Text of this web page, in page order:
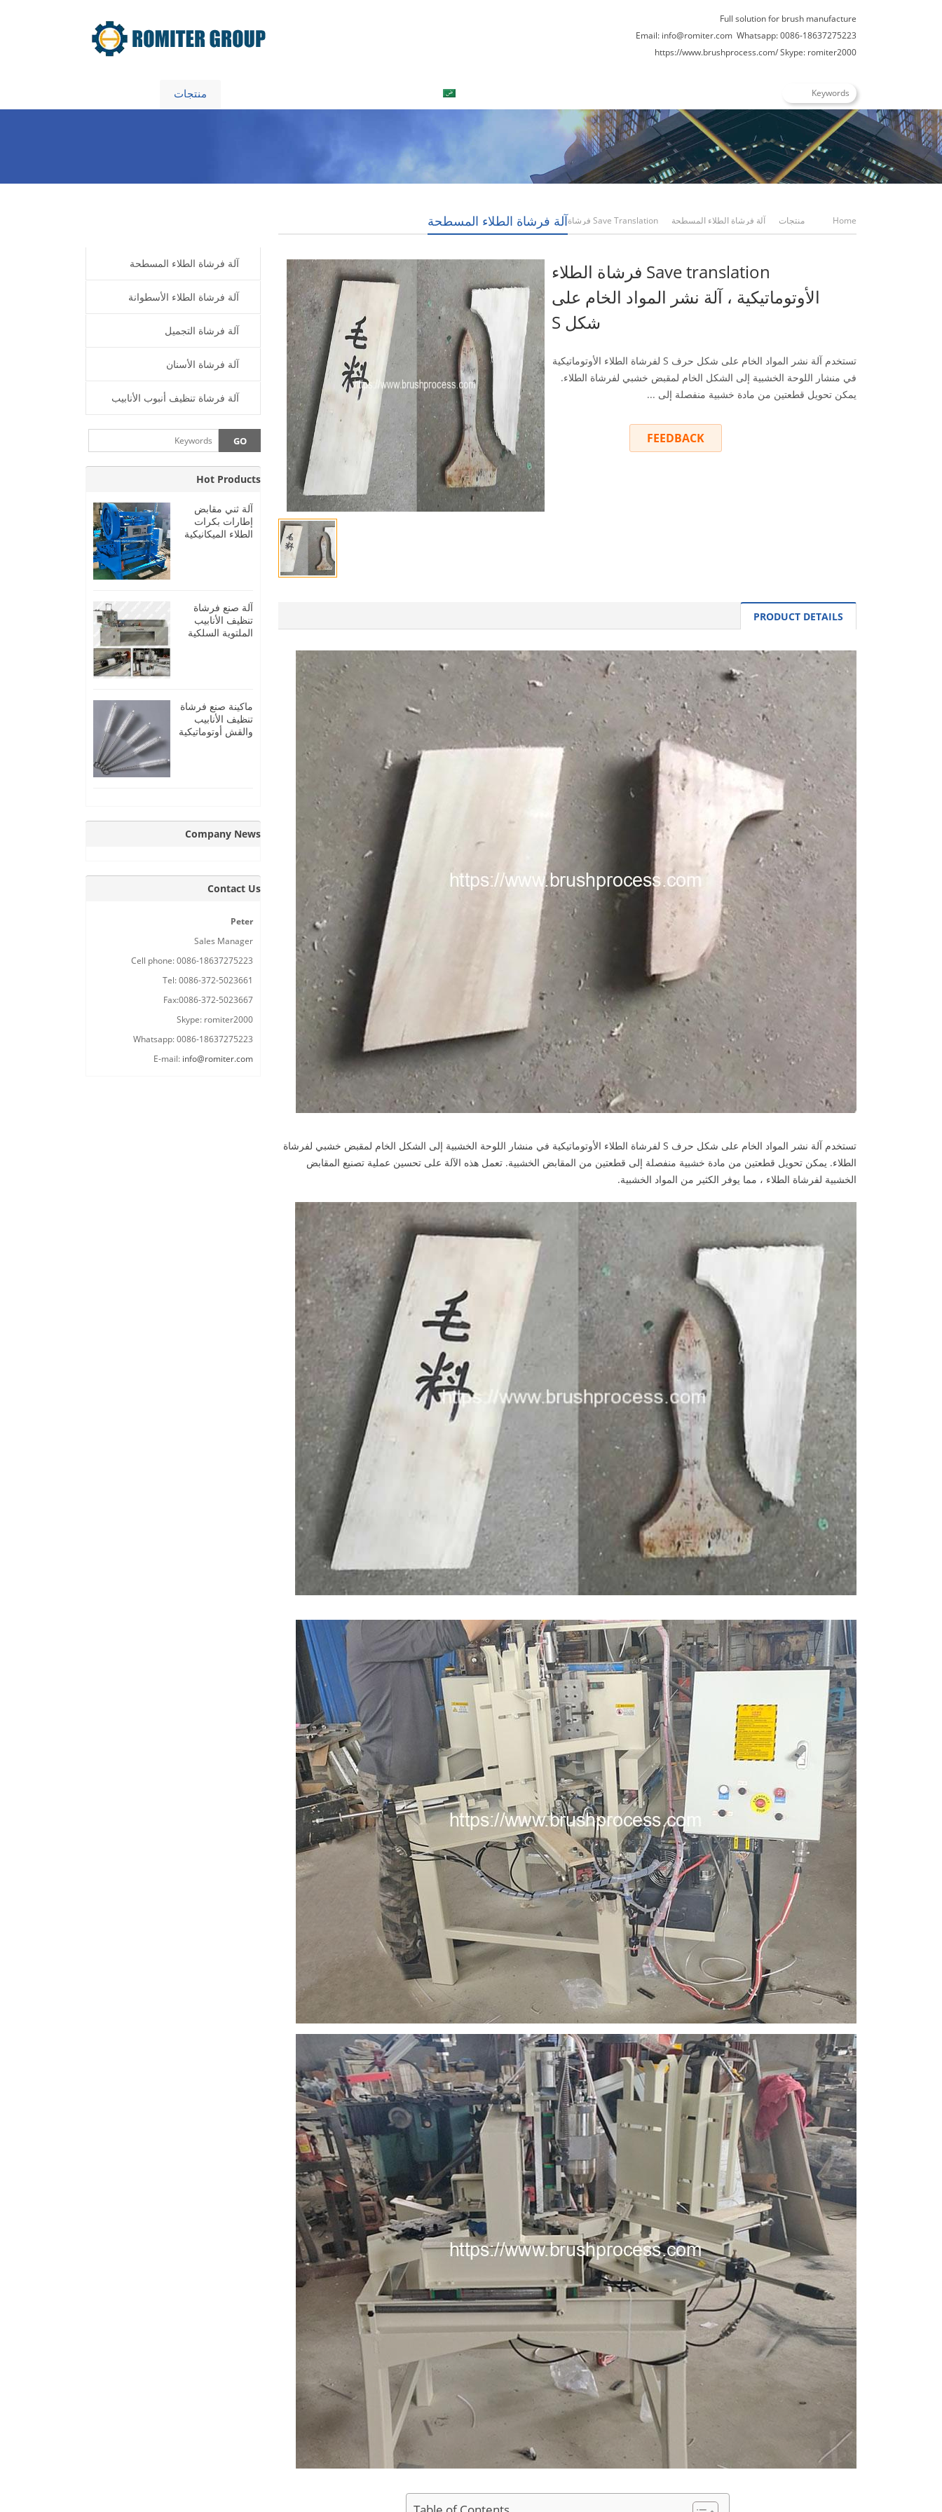
Full solution for brush manufacture
Email: info@romiter.com Whatsapp: 0086-18637275223
https://www.brushprocess.com/Skype: romiter2000
منتجات
آلة فرشاة الطلاء المسطحة Home منتجات آلة فرشاة الطلاء المسطحة Save Translation فرشاة
Save translation فرشاة الطلاء
الأوتوماتيكية ، آلة نشر المواد الخام على
شكل S
تستخدم آلة نشر المواد الخام على شكل حرف S لفرشاة الطلاء الأوتوماتيكية
في منشار اللوحة الخشبية إلى الشكل الخام لمقبض خشبي لفرشاة الطلاء.
يمكن تحويل قطعتين من مادة خشبية منفصلة إلى ...
FEEDBACK
PRODUCT DETAILS
تستخدم آلة نشر المواد الخام على شكل حرف S لفرشاة الطلاء الأوتوماتيكية في منشار اللوحة الخشبية إلى الشكل الخام لمقبض خشبي لفرشاة
الطلاء. يمكن تحويل قطعتين من مادة خشبية منفصلة إلى قطعتين من المقابض الخشبية. تعمل هذه الآلة على تحسين عملية تصنيع المقابض
الخشبية لفرشاة الطلاء ، مما يوفر الكثير من المواد الخشبية.
آلة فرشاة الطلاء المسطحة
آلة فرشاة الطلاء الأسطوانة
آلة فرشاة التجميل
آلة فرشاة الأسنان
آلة فرشاة تنظيف أنبوب الأنابيب
Hot Products
آلة ثني مقابض
إطارات بكرات
الطلاء الميكانيكية
آلة صنع فرشاة
تنظيف الأنابيب
الملتوية السلكية
ماكينة صنع فرشاة
تنظيف الأنابيب
والقش أوتوماتيكية
Company News
Contact Us
Peter
Sales Manager
Cell phone: 0086-18637275223
Tel: 0086-372-5023661
Fax:0086-372-5023667
Skype: romiter2000
Whatsapp: 0086-18637275223
E-mail: info@romiter.com